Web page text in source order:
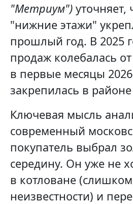
"Метриум") уточняет,
"нижние этажи"
прошлый год. В 2025
продаж колебалась
в первые месяцы
закрепилась в районе
Ключевая мысль
современный
покупатель выбрал
середину. Он уже не
в котловане
неизвестности) и